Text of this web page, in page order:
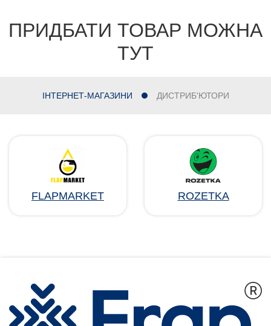
ПРИДБАТИ ТОВАР МОЖНА
ТУТ
ІНТЕРНЕТ-МАГАЗИНИ ДИСТРИБ'ЮТОРИ
FLAPMARKET ROZETKA